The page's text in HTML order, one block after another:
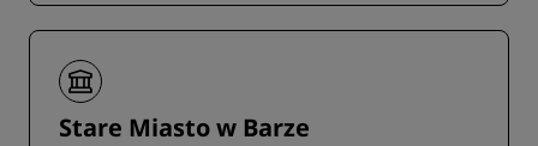
Stare Miasto w Barze